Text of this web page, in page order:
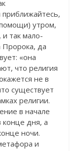
утром,
так мало-
Пророка, да
«она
что религия
не в
существует
религии.
в начале
дня, а
ночи.
и